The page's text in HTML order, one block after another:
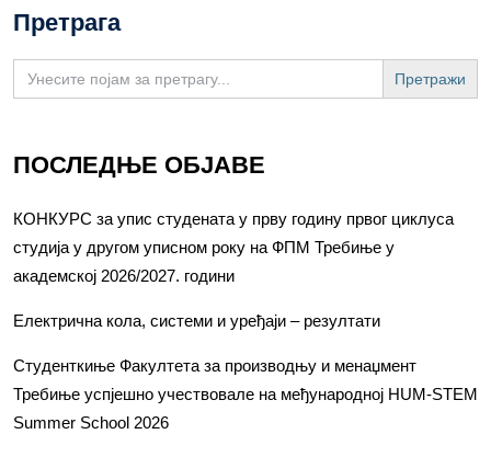
Претрага
Search
for:
ПОСЛЕДЊЕ ОБЈАВЕ
КОНКУРС за упис студената у прву годину првог циклуса
студија у другом уписном року на ФПМ Требиње у
академској 2026/2027. години
Електрична кола, системи и уређаји – резултати
Студенткиње Факултета за производњу и менаџмент
Требиње успјешно учествовале на међународној HUM-STEM
Summer School 2026